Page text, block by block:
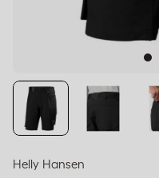
Helly Hansen